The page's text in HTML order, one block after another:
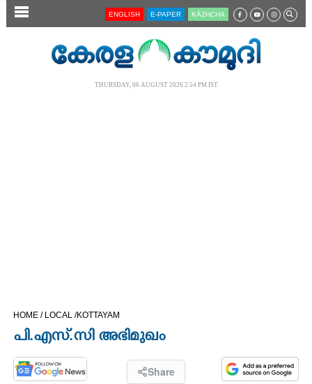
SECTIONS
OPINION
ENGLISH E-PAPER KĀZHCHA
THURSDAY, 06 AUGUST 2026 2.54 PM IST
HOME / LOCAL /KOTTAYAM
പി.എസ്.സി അഭിമുഖം
Share